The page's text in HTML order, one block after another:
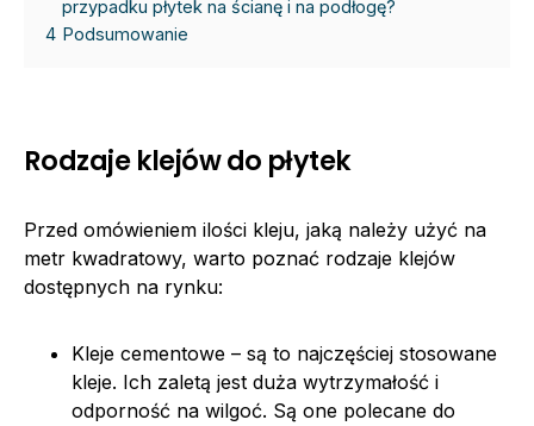
przypadku płytek na ścianę i na podłogę?
4 Podsumowanie
Rodzaje klejów do płytek
Przed omówieniem ilości kleju, jaką należy użyć na
metr kwadratowy, warto poznać rodzaje klejów
dostępnych na rynku:
Kleje cementowe – są to najczęściej stosowane
kleje. Ich zaletą jest duża wytrzymałość i
odporność na wilgoć. Są one polecane do